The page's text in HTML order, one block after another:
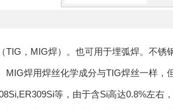
TIG，MIG焊）。也可用于埋弧焊。不
MIG焊用焊丝化学成分与TIG焊丝一样，
等，由于含Si高达0.8%左右